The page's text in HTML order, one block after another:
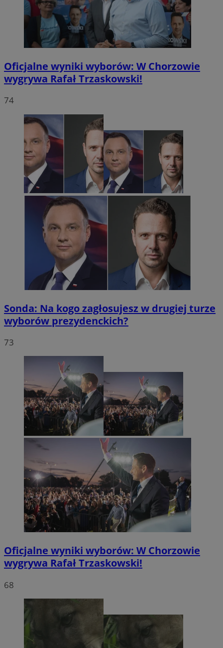
Oficjalne wyniki wyborów: W Chorzowie
wygrywa Rafał Trzaskowski!
74
Sonda: Na kogo zagłosujesz w drugiej turze
wyborów prezydenckich?
73
Oficjalne wyniki wyborów: W Chorzowie
wygrywa Rafał Trzaskowski!
68